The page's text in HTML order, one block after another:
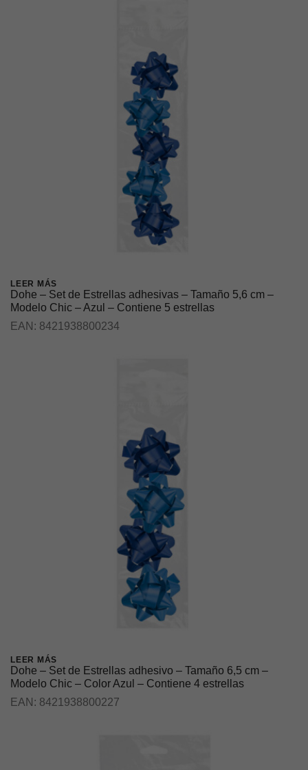
LEER MÁS
Dohe – Set de Estrellas adhesivas – Tamaño 5,6 cm –
Modelo Chic – Azul – Contiene 5 estrellas
EAN: 8421938800234
LEER MÁS
Dohe – Set de Estrellas adhesivo – Tamaño 6,5 cm –
Modelo Chic – Color Azul – Contiene 4 estrellas
EAN: 8421938800227